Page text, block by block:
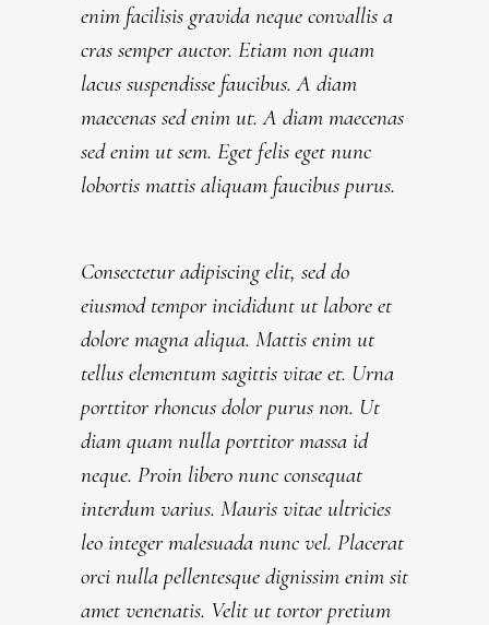
enim facilisis gravida neque convallis a
cras semper auctor. Etiam non quam
lacus suspendisse faucibus. A diam
maecenas sed enim ut. A diam maecenas
sed enim ut sem. Eget felis eget nunc
lobortis mattis aliquam faucibus purus.
Consectetur adipiscing elit, sed do
eiusmod tempor incididunt ut labore et
dolore magna aliqua. Mattis enim ut
tellus elementum sagittis vitae et. Urna
porttitor rhoncus dolor purus non. Ut
diam quam nulla porttitor massa id
neque. Proin libero nunc consequat
interdum varius. Mauris vitae ultricies
leo integer malesuada nunc vel. Placerat
orci nulla pellentesque dignissim enim sit
amet venenatis. Velit ut tortor pretium